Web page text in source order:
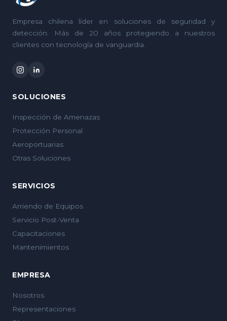
Empresa chilena líder en soluciones de seguridad y
detección. Más de 20 años protegiendo a nuestros
clientes con tecnología de vanguardia.
SOLUCIONES
Inspección de Amenazas
Protección Personal
Aeroportuarias
Otras Soluciones
SERVICIOS
Arriendo de Equipos
Servicio Post-Venta
Capacitaciones
Mantenimientos
EMPRESA
Nosotros
Representaciones